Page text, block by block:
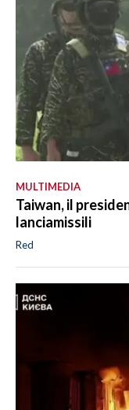
MULTIMEDIA
Taiwan, il
lanciamissili
Red